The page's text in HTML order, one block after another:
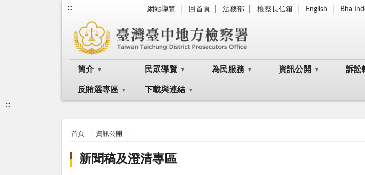
::: 網站導覽 回首頁 法務部 檢察長信箱 English Bha
簡介 民眾導覽 為民服務 資訊公開 訴訟
反賄選專區 下載與連結
:::
首頁 資訊公開
新聞稿及澄清專區